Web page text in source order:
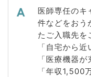
医師専任のキ
件などをおう
たご入職先を
「自宅から
「医療機器
「年収1,500